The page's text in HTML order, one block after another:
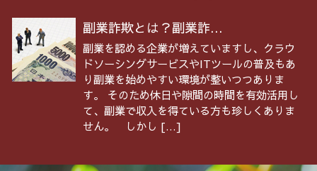
副業詐欺とは？副業詐...
副業を認める企業が増えていますし、クラウ
ドソーシングサービスやITツールの普及もあ
り副業を始めやすい環境が整いつつありま
す。 そのため休日や隙間の時間を有効活用し
て、副業で収入を得ている方も珍しくありま
せん。 しかし […]